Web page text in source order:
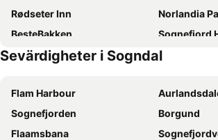
Rødseter Inn
Norlandia
BesteBakken
Sognefjord
Sevärdigheter i Sogndal
Flam Harbour
Sognefjorden
Borgund
Flaamsbana